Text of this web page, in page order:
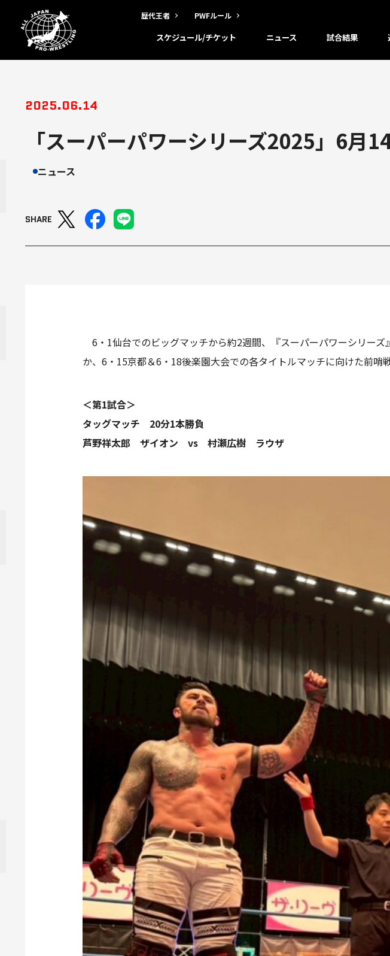
歴代王者 PWFルール
スケジュール/チケット ニュース 試合結果
2025.06.14
「スーパーパワーシリーズ2025」6月
ニュース
SHARE
6・1仙台でのビッグマッチから約2週間、『スーパーパワーシリー
か、6・15京都＆6・18後楽園大会での各タイトルマッチに向けた前哨
＜第1試合＞
タッグマッチ 20分1本勝負
芦野祥太郎 ザイオン vs 村瀬広樹 ラウザ